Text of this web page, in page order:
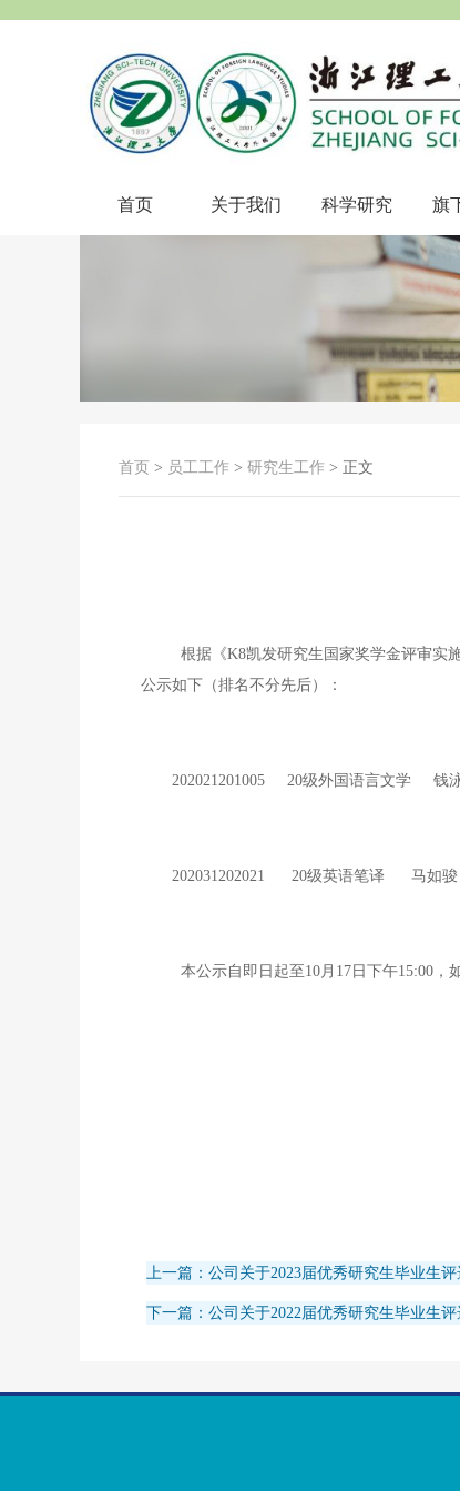
首页 关于我们 科学研究 旗
首页 > 员工工作 > 研究生工作 > 正文
根据《K8凯发研究生国家奖学金评审实
公示如下（排名不分先后）：
202021201005 20级外国语言文学 钱
202031202021 20级英语笔译 马如骏
本公示自即日起至10月17日下午15:00，
上一篇：公司关于2023届优秀研究生毕业生
下一篇：公司关于2022届优秀研究生毕业生